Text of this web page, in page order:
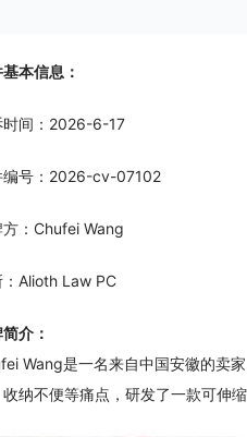
本信息：
时间：2026-6-17
编号：2026-cv-07102
方：Chufei Wang
：Alioth Law PC
介：
Wang是一名来自中国安徽的卖
纳不便等痛点，研发了一款可伸缩